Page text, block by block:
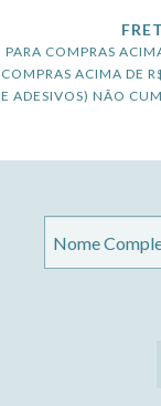
PARA COMPRAS
COMPRAS ACIMA DE
E ADESIVOS) NÃO